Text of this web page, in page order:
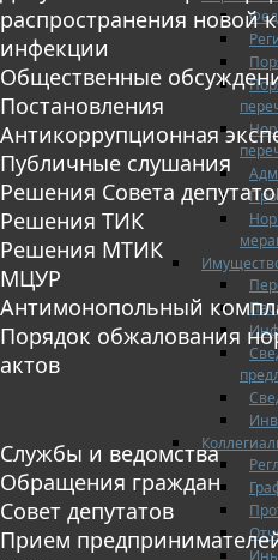
распространения новой
инфекции
Общественные
Постановления
Антикоррупционная
Публичные слушания
Решения Совета
Решения ТИК
Решения МТИК
МЦУР
Антимонопольный
Порядок обжалования
актов
Службы и ведомства
Обращения граждан
Совет депутатов
Прием